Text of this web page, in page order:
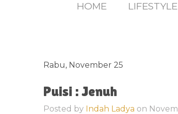
HOME LIFESTYLE
Rabu, November 25
Puisi : Jenuh
Posted by Indah Ladya on